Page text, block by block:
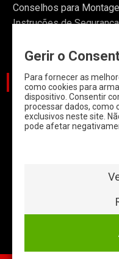
Conselhos para
Instruções de Segurança
CATEGORIAS
CARROS
CARROS COM
Gerir o
Para fornecer as
como cookies para
dispositivo. Consentir
processar dados, como
exclusivos neste site.
pode afetar